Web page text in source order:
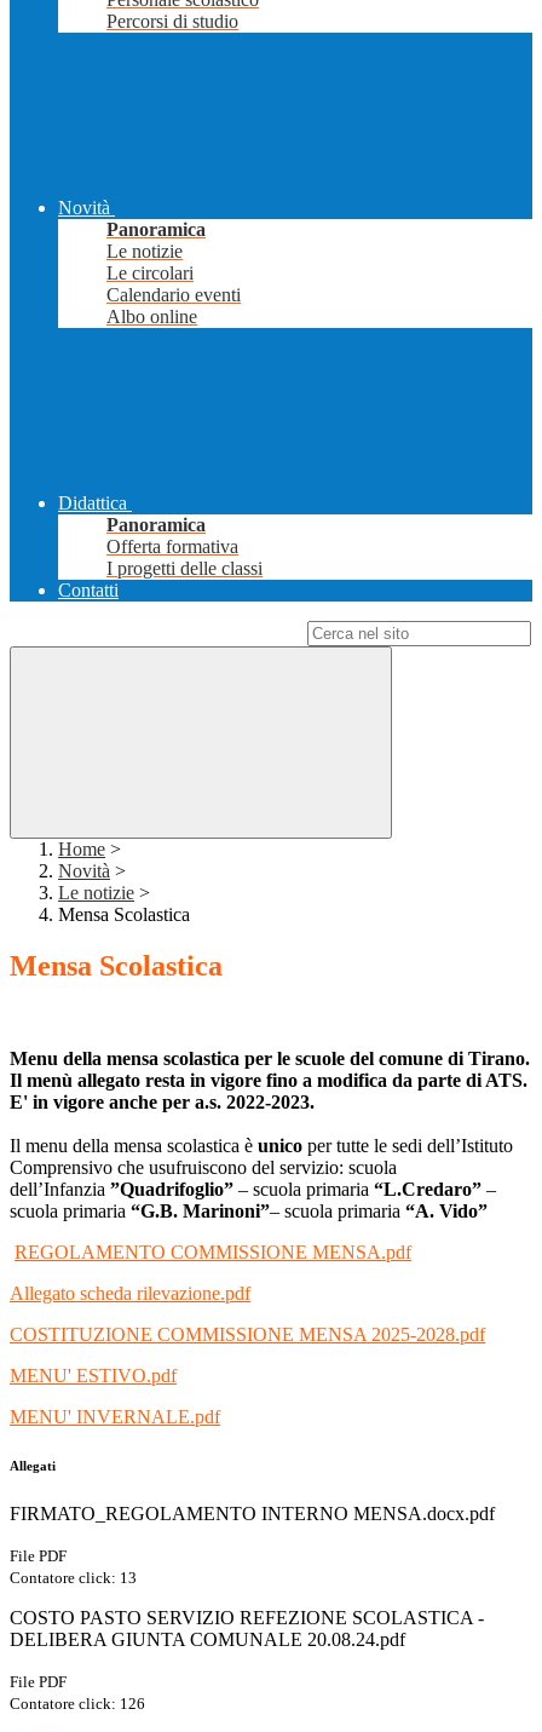
Percorsi di studio
Novità
Panoramica
Le notizie
Le circolari
Calendario eventi
Albo online
Didattica
Panoramica
Offerta formativa
I progetti delle classi
Contatti
Home >
Novità >
Le notizie >
Mensa Scolastica
Mensa Scolastica
Menu della mensa scolastica per le scuole del comune di Tirano.
Il menù allegato resta in vigore fino a modifica da parte di ATS.
E' in vigore anche per a.s. 2022-2023.
Il menu della mensa scolastica è unico per tutte le sedi dell’Istituto
Comprensivo che usufruiscono del servizio: scuola
dell’Infanzia ”Quadrifoglio” – scuola primaria “L.Credaro” –
scuola primaria “G.B. Marinoni”– scuola primaria “A. Vido”
REGOLAMENTO COMMISSIONE MENSA.pdf
Allegato scheda rilevazione.pdf
COSTITUZIONE COMMISSIONE MENSA 2025-2028.pdf
MENU' ESTIVO.pdf
MENU' INVERNALE.pdf
Allegati
FIRMATO_REGOLAMENTO INTERNO MENSA.docx.pdf
File PDF
Contatore click: 13
COSTO PASTO SERVIZIO REFEZIONE SCOLASTICA -
DELIBERA GIUNTA COMUNALE 20.08.24.pdf
File PDF
Contatore click: 126